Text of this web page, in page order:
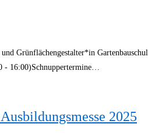
Grünflächengestalter*in
- 16:00)Schnuppertermine…
2025